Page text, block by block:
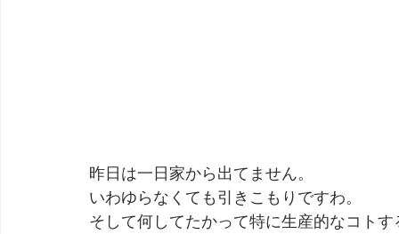
昨日は一日家から出てません。
いわゆらなくても引きこもりですわ。
そして何してたかって特に生産的なコト